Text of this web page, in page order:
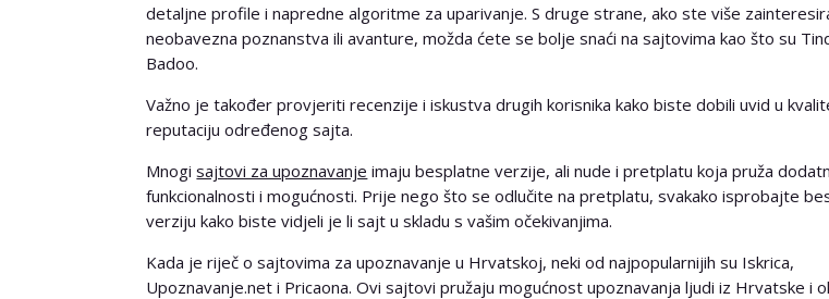
detaljne profile i napredne algoritme za uparivanje. S druge strane, ako ste više
neobavezna poznanstva ili avanture, možda ćete se bolje snaći na sajtovima kao što su
Badoo.
Važno je također provjeriti recenzije i iskustva drugih korisnika kako biste dobili uvid u
reputaciju određenog sajta.
Mnogisajtovi za upoznavanje imaju besplatne verzije, ali nude i pretplatu koja pruža
funkcionalnosti i mogućnosti. Prije nego što se odlučite na pretplatu, svakako isprobajte
verziju kako biste vidjeli je li sajt u skladu s vašim očekivanjima.
Kada je riječ o sajtovima za upoznavanje u Hrvatskoj, neki od najpopularnijih su Iskrica,
Upoznavanje.net i Pricaona. Ovi sajtovi pružaju mogućnost upoznavanja ljudi iz Hrvatske i